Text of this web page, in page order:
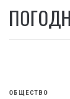
ОБЩЕСТВО